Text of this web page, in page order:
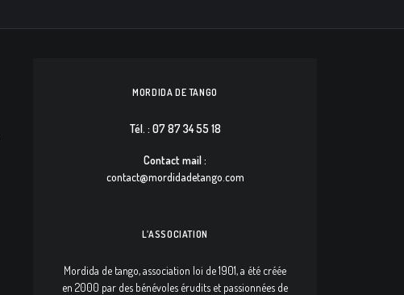
MORDIDA DE TANGO
Tél. : 07 87 34 55 18
Contact mail :
contact@mordidadetango.com
L’ASSOCIATION
Mordida de tango, association loi de 1901, a été créée
en 2000 par des bénévoles érudits et passionnées de